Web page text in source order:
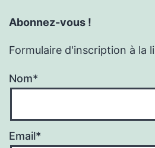
Abonnez-vous !
Formulaire d'inscription à la
Nom*
Email*